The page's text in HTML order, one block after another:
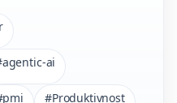
agentic-ai
pmi #Produktivnost